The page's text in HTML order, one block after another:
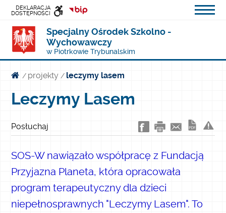
DEKLARACJA
DOSTĘPNOŚCI
INFORMACJI
PUBLICZNEJ
Specjalny Ośrodek Szkolno -
Wychowawczy
w Piotrkowie Trybunalskim
/ projekty/ leczymy lasem
Leczymy Lasem
Posłuchaj
SOS-W nawiązało współpracę z Fundacją
Przyjazna Planeta, która opracowała
program terapeutyczny dla dzieci
niepełnosprawnych "Leczymy Lasem". To